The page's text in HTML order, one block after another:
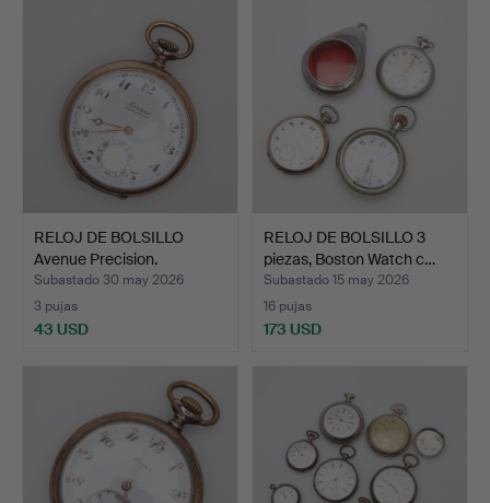
RELOJ DE BOLSILLO
Avenue Precision.
Subastado 30 may 2026
3 pujas
43 USD
RELOJ DE BOLSILLO 3
piezas, Boston Watch c…
Subastado 15 may 2026
16 pujas
173 USD